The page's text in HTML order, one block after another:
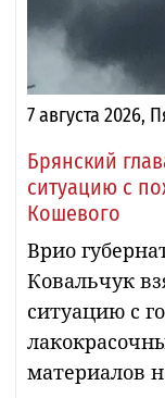
7 августа 2026,
Брянский
ситуацию с
Кошевого
Врио
Ковальчук
ситуацию с
материалов